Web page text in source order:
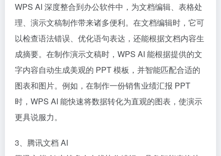
WPS AI 深度整合到办公软件中，为文档编辑、表格处
理、演示文稿制作带来诸多便利。在文档编辑时，它可
以检查语法错误、优化语句表达，还能根据文档内容生
成摘要。在制作演示文稿时，WPS AI 能根据提供的文
字内容自动生成美观的 PPT 模板，并智能匹配合适的
图表和图片。例如，在制作一份销售业绩汇报 PPT
时，WPS AI 能快速将数据转化为直观的图表，使演示
更具说服力。​
3、腾讯文档 AI​